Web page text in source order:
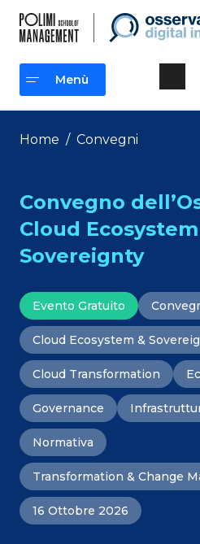
contenuto
Menù
Menù
Home / Convegni
Convegno
Cloud
Sovereignty
Evento Gratuito
Cloud Ecosystem &
Cloud Transformation
Governance
Normativa
Transformation & Change
16 Ottobre 2026